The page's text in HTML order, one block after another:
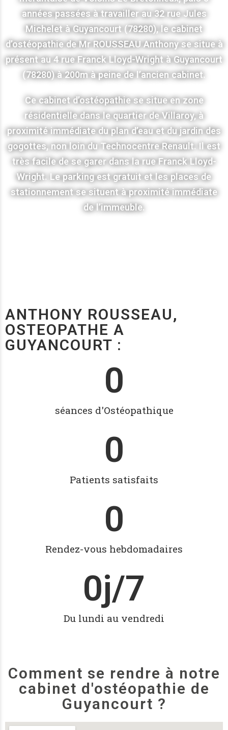
années passées à travailler au 32 rue Jules
Michelet à Guyancourt (78280), le cabinet
d’ostéopathie de Mr ROUSSEAU Anthony se situe à
présent au 4 rue Franck Lloyd-Wright à Guyancourt
(78280) à 200m à peine de l’ancien cabinet.
Ce cabinet d’ostéopathie se situe en zone
résidentielle dans le quartier de Villaroy, à
proximité immédiate du plan d’eau et du jardin des
gogottes, non loin du Technocentre Renault. Il est
très facile de se garer dans la rue Franck Lloyd-
Wright. Le parking est gratuit et les places de
stationnement se situent à proximité immédiate
de l’immeuble.
ANTHONY ROUSSEAU,
OSTEOPATHE A
GUYANCOURT :
séances d'Ostéopathique
0
Patients satisfaits
0
Rendez-vous hebdomadaires
0
Du lundi au vendredi
0j/7
Comment se rendre à notre
cabinet d'ostéopathie de
Guyancourt ?